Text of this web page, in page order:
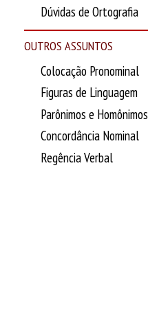
Dúvidas de Ortografia
OUTROS ASSUNTOS
Colocação Pronominal
Figuras de Linguagem
Parônimos e Homônimos
Concordância Nominal
Regência Verbal